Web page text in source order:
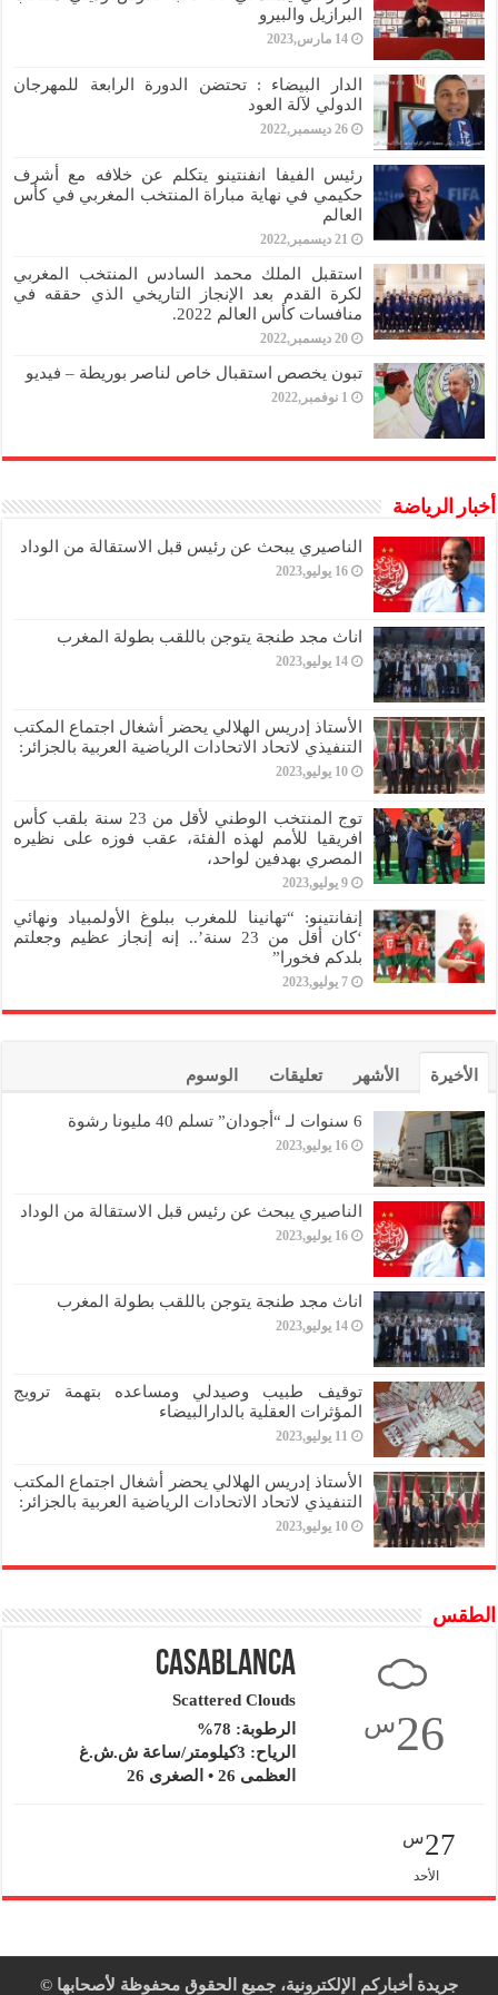
البرازيل والبيرو
14 مارس,2023
الدار البيضاء : تحتضن الدورة الرابعة للمهرجان
الدولي لآلة العود
26 ديسمبر,2022
رئيس الفيفا انفنتينو يتكلم عن خلافه مع أشرف
حكيمي في نهاية مباراة المنتخب المغربي في كأس
العالم
21 ديسمبر,2022
استقبل الملك محمد السادس المنتخب المغربي
لكرة القدم بعد الإنجاز التاريخي الذي حققه في
منافسات كأس العالم 2022.
20 ديسمبر,2022
تبون يخصص استقبال خاص لناصر بوريطة – فيديو
1 نوفمبر,2022
أخبار الرياضة
الناصيري يبحث عن رئيس قبل الاستقالة من الوداد
16 يوليو,2023
اناث مجد طنجة يتوجن باللقب بطولة المغرب
14 يوليو,2023
الأستاذ إدريس الهلالي يحضر أشغال اجتماع المكتب
التنفيذي لاتحاد الاتحادات الرياضية العربية بالجزائر:
10 يوليو,2023
توج المنتخب الوطني لأقل من 23 سنة بلقب كأس
افريقيا للأمم لهذه الفئة، عقب فوزه على نظيره
المصري بهدفين لواحد،
9 يوليو,2023
إنفانتينو: “تهانينا للمغرب ببلوغ الأولمبياد ونهائي
‘كان أقل من 23 سنة’.. إنه إنجاز عظيم وجعلتم
بلدكم فخورا”
7 يوليو,2023
الأخيرة الأشهر تعليقات الوسوم
6 سنوات لـ “أجودان” تسلم 40 مليونا رشوة
16 يوليو,2023
الناصيري يبحث عن رئيس قبل الاستقالة من الوداد
16 يوليو,2023
اناث مجد طنجة يتوجن باللقب بطولة المغرب
14 يوليو,2023
توقيف طبيب وصيدلي ومساعده بتهمة ترويج
المؤثرات العقلية بالدارالبيضاء
11 يوليو,2023
الأستاذ إدريس الهلالي يحضر أشغال اجتماع المكتب
التنفيذي لاتحاد الاتحادات الرياضية العربية بالجزائر:
10 يوليو,2023
الطقس
26س
Casablanca
Scattered Clouds
الرطوبة: 78%
الرياح: 3كيلومتر/ساعة ش.ش.غ
العظمى 26 • الصغرى 26
27س
الأحد
جريدة أخباركم الإلكترونية، جميع الحقوق محفوظة لأصحابها ©